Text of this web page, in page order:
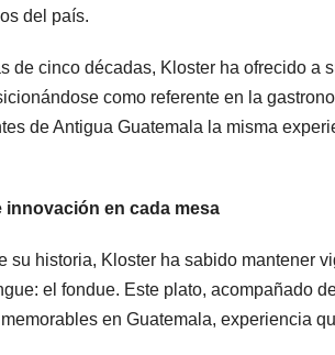
del país.
de cinco décadas, Kloster ha ofrecido
como referente en la
de Antigua Guatemala la misma
innovación en cada mesa
su historia, Kloster ha sabido mantener
el fondue. Este plato, acompañado
en Guatemala, experiencia